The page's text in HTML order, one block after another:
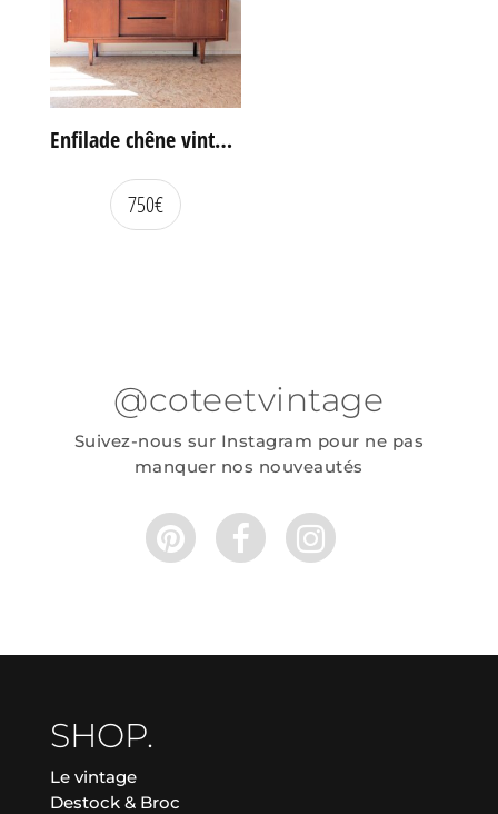
Enfilade chêne vintage portes coulissantes
750€
@coteetvintage
Suivez-nous sur Instagram pour ne pas
manquer nos nouveautés
SHOP.
Le vintage
Destock & Broc